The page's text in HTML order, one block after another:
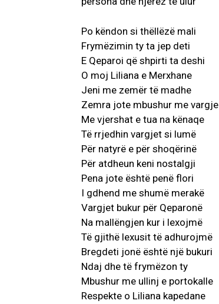
Po këndon si thëllëzë mali
Frymëzimin ty ta jep deti
E Qeparoi që shpirti ta deshi
O moj Liliana e Merxhane
Jeni me zemër të madhe
Zemra jote mbushur me vargje
Me vjershat e tua na kënaqe
Të rrjedhin vargjet si lumë
Për natyrë e për shoqërinë
Për atdheun keni nostalgji
Pena jote është penë flori
I gdhend me shumë merakë
Vargjet bukur për Qeparonë
Na mallëngjen kur i lexojmë
Të gjithë lexusit të adhurojmë
Bregdeti jonë është një bukuri
Ndaj dhe të frymëzon ty
Mbushur me ullinj e portokalle
Respekte o Liliana kapedane